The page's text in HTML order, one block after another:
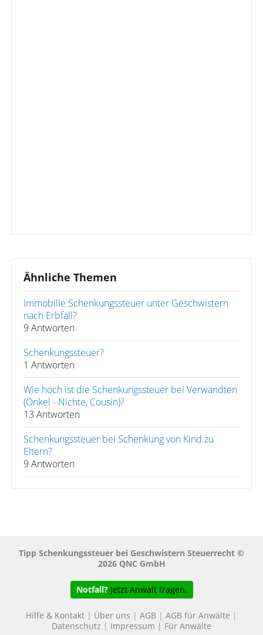
Ähnliche Themen
Immobilie Schenkungssteuer unter Geschwistern
nach Erbfall?
9 Antworten
Schenkungssteuer?
1 Antworten
Wie hoch ist die Schenkungssteuer bei Verwandten
(Onkel - Nichte, Cousin)?
13 Antworten
Schenkungssteuer bei Schenkung von Kind zu
Eltern?
9 Antworten
Tipp Schenkungssteuer bei Geschwistern Steuerrecht ©
2026 QNC GmbH
Notfall? Jetzt Anwalt fragen.
Hilfe & Kontakt | Über uns | AGB | AGB für Anwälte |
Datenschutz | Impressum | Für Anwälte